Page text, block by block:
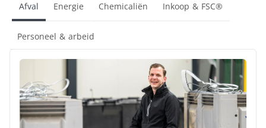
Afval Energie Chemicaliën Inkoop & FSC®
Personeel & arbeid